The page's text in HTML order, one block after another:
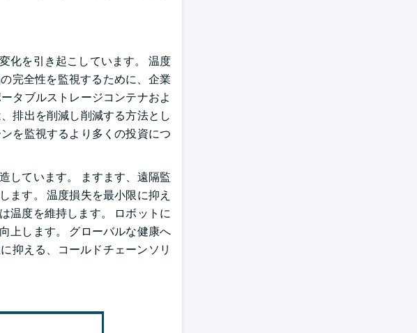
化を引き起こしています。 温度
完全性を監視するために、企業
タブルストレージコンテナおよ
排出を削減し削減する方法とし
を監視するより多くの投資につ
しています。 ますます、遠隔監
ます。 温度損失を最小限に抑え
温度を維持します。 ロボットに
上します。 グローバルな健康へ
抑える、コールドチェーンソリ